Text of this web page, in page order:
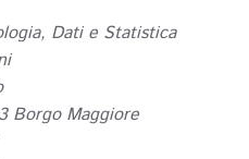
Dati e Statistica
Borgo Maggiore